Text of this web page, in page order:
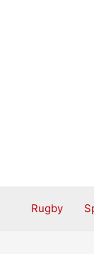
Rugby